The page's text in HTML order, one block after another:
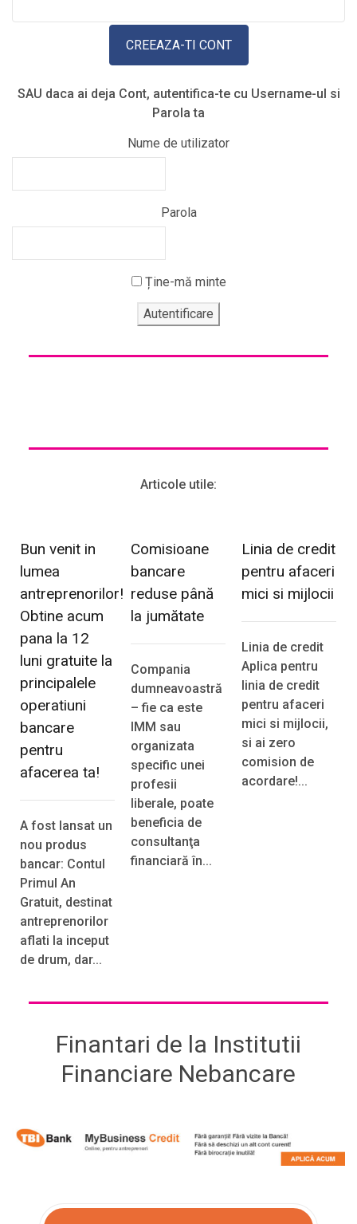
SAU daca ai deja Cont, autentifica-te cu Username-ul si
Parola ta
Nume de utilizator
Parola
Ține-mă minte
Articole utile:
Bun venit in
lumea
antreprenorilor!
Obtine acum
pana la 12
luni gratuite la
principalele
operatiuni
bancare
pentru
afacerea ta!
A fost lansat un
nou produs
bancar: Contul
Primul An
Gratuit, destinat
antreprenorilor
aflati la inceput
de drum, dar...
Comisioane
bancare
reduse până
la jumătate
Compania
dumneavoastră
– fie ca este
IMM sau
organizata
specific unei
profesii
liberale, poate
beneficia de
consultanţa
financiară în...
Linia de credit
pentru afaceri
mici si mijlocii
Linia de credit
Aplica pentru
linia de credit
pentru afaceri
mici si mijlocii,
si ai zero
comision de
acordare!...
Finantari de la Institutii
Financiare Nebancare